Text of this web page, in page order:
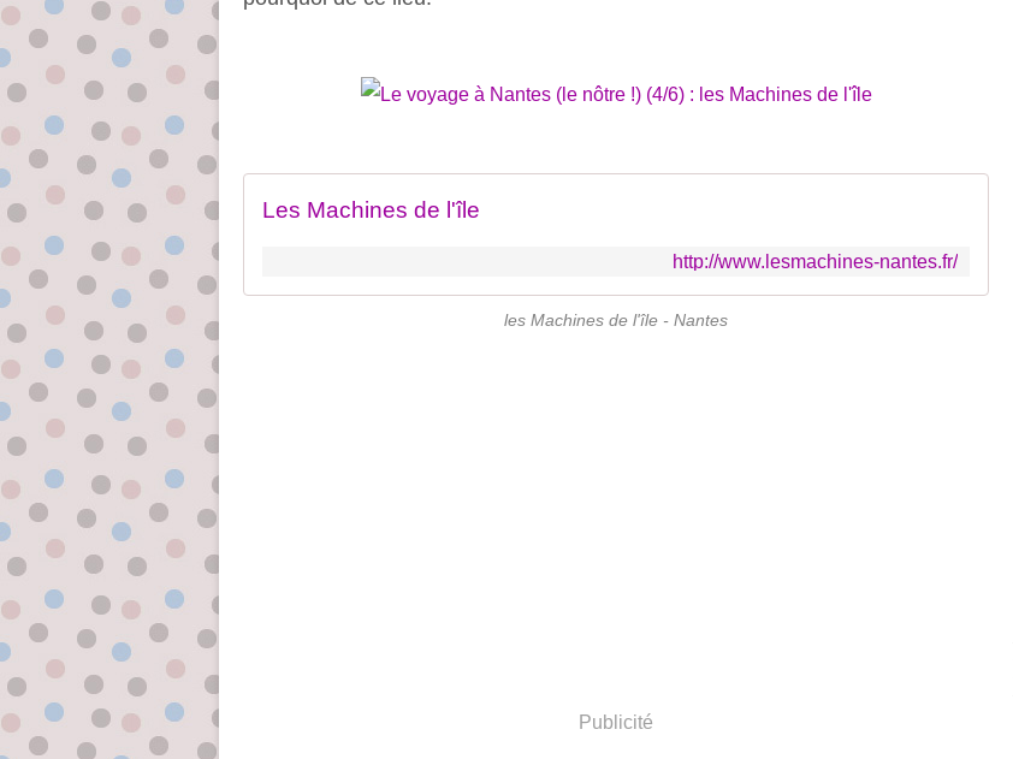
Les Machines de l'île
http://www.lesmachines-nantes.fr/
les Machines de l'île - Nantes
Publicité